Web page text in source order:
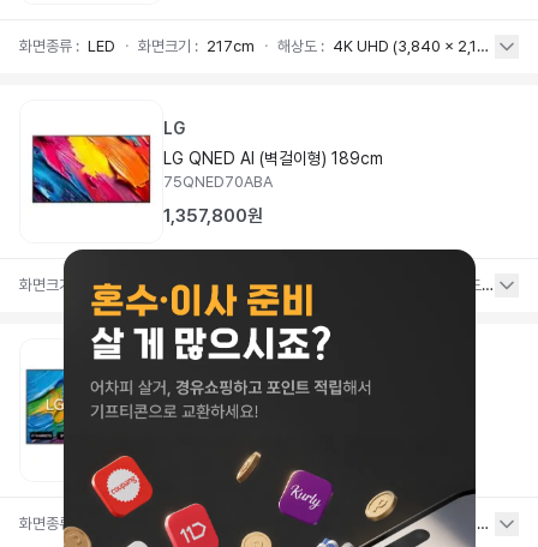
화면종류 : LED ㆍ 화면크기 : 217cm ㆍ 해상도 : 4K UHD (3,840 x 2,160) ㆍ
LG
LG QNED AI (벽걸이형) 189cm
75QNED70ABA
1,357,800원
화면크기 75인치 ㆍ 디스플레이 : QNED (LED) 사운드: 20W
LG
[86QNED65ABA] LG 4K UHD QNED TV,
217cm(86인치), 86QNED65ABA, 벽걸이형
2,307,440원
화면종류: ㆍ 화면크기: 217cm 해상도: 4K UHD (3,840 x 2,160) ㆍ